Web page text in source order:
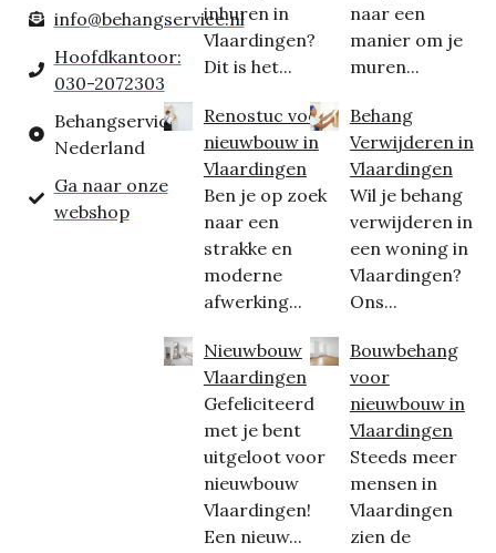
info@behangservice.nl
Hoofdkantoor:
030-2072303
Behangservice
Nederland
Ga naar onze
webshop
inhuren in
Vlaardingen?
Dit is het...
Renostuc voor
nieuwbouw in
Vlaardingen
Ben je op zoek
naar een
strakke en
moderne
afwerking...
Nieuwbouw
Vlaardingen
Gefeliciteerd
met je bent
uitgeloot voor
nieuwbouw
Vlaardingen!
Een nieuw...
naar een
manier om je
muren...
Behang
Verwijderen in
Vlaardingen
Wil je behang
verwijderen in
een woning in
Vlaardingen?
Ons...
Bouwbehang
voor
nieuwbouw in
Vlaardingen
Steeds meer
mensen in
Vlaardingen
zien de